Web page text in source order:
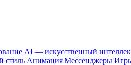
AI — искусственный
стиль Анимация Мессенджеры